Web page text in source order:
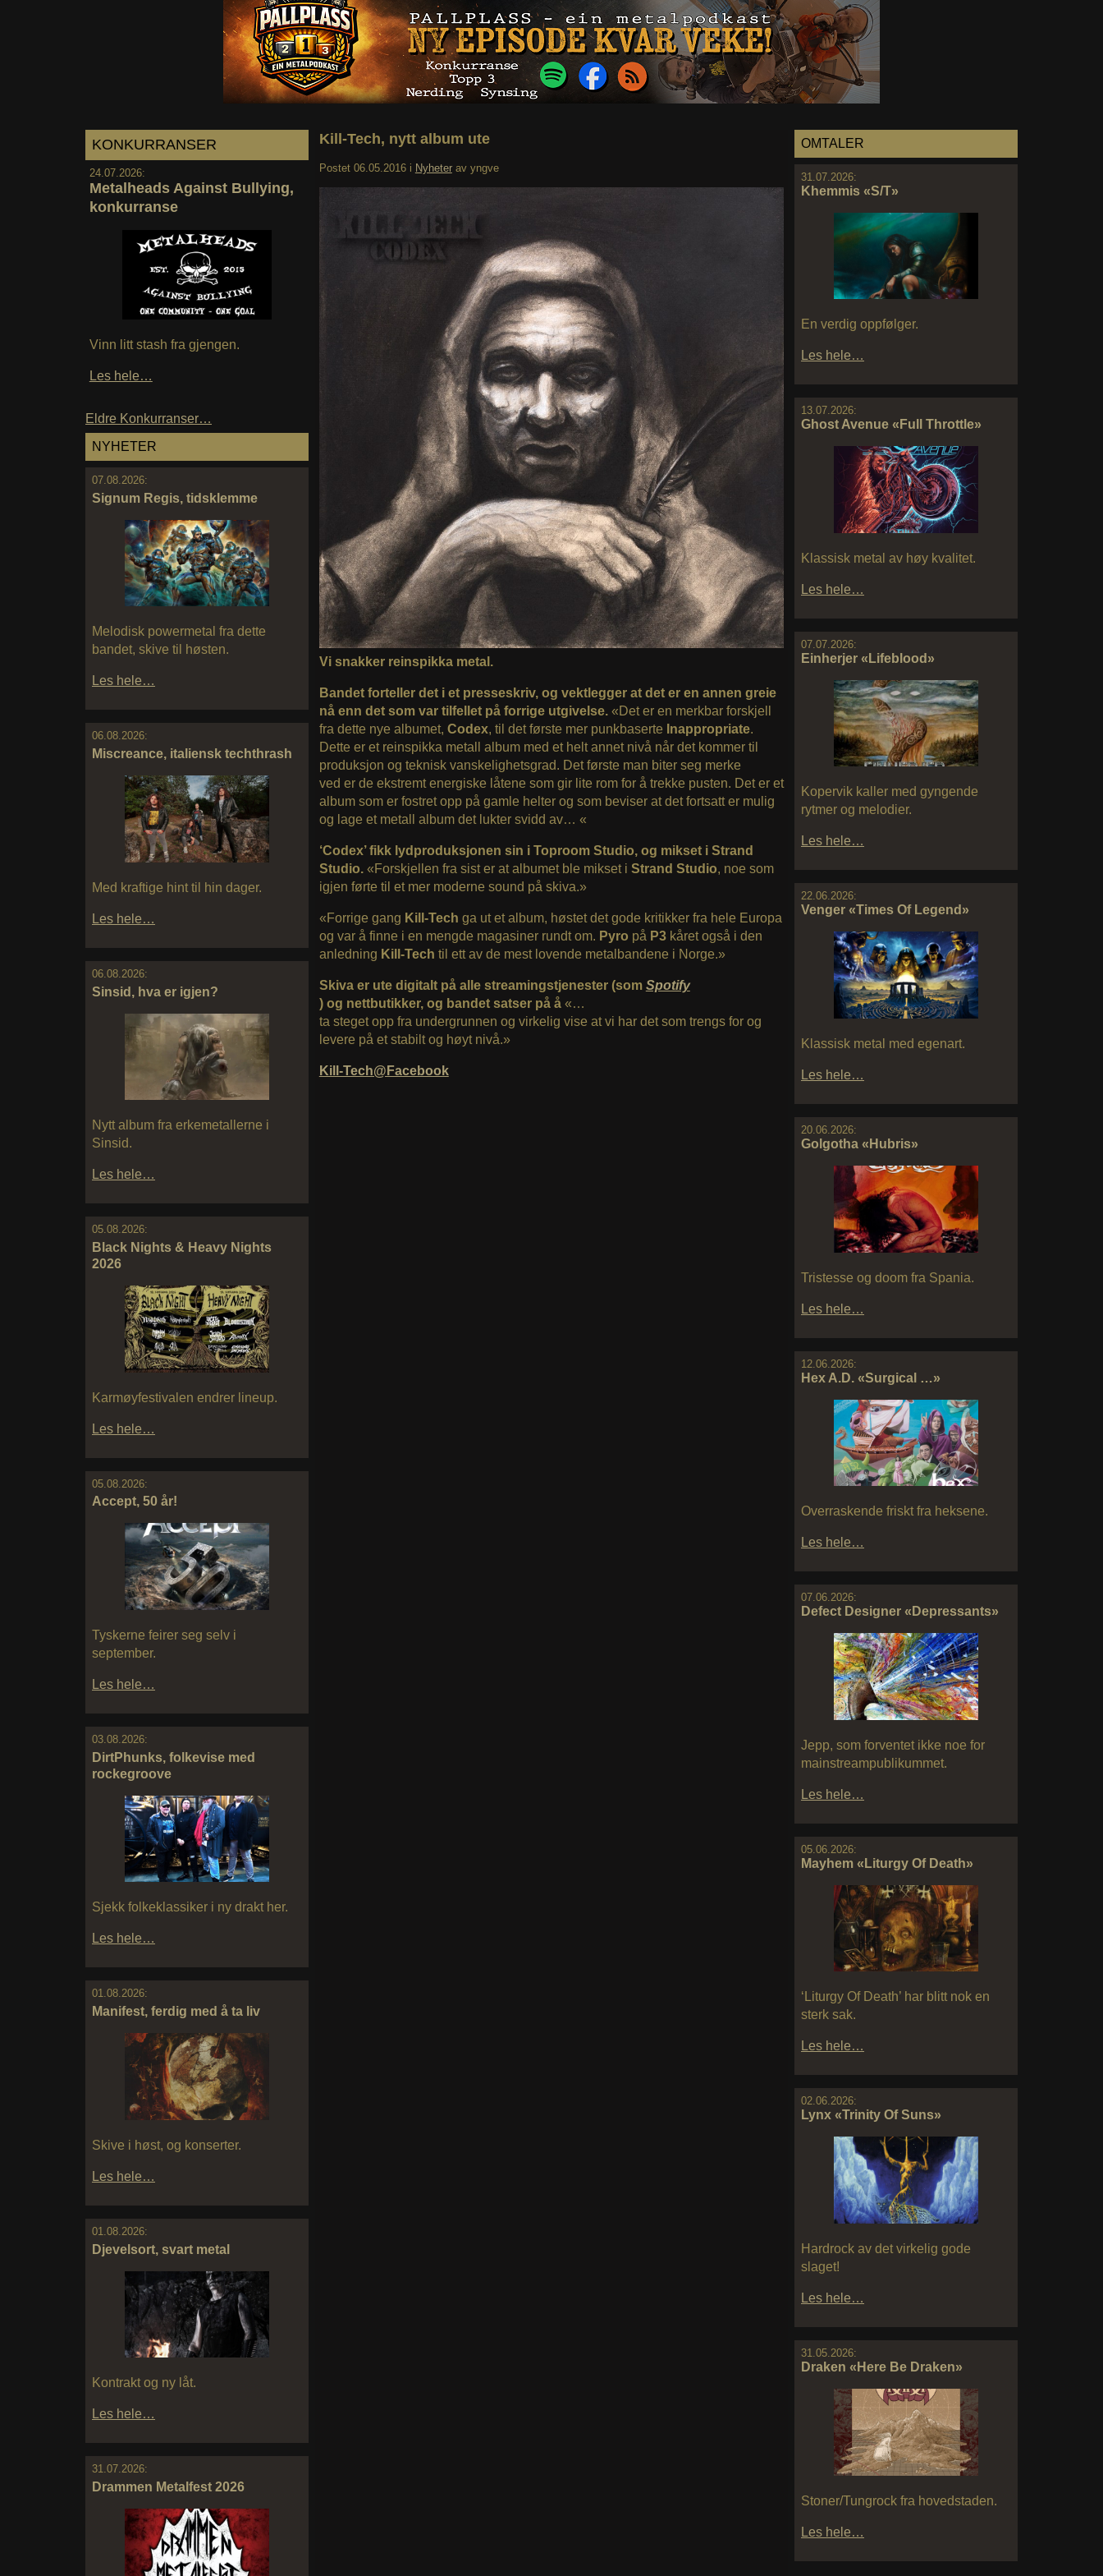
KONKURRANSER
24.07.2026:
Metalheads Against Bullying,
konkurranse
Vinn litt stash fra gjengen.
Les hele…
Eldre Konkurranser…
NYHETER
07.08.2026:
Signum Regis, tidsklemme
Melodisk powermetal fra dette
bandet, skive til høsten.
Les hele…
06.08.2026:
Miscreance, italiensk techthrash
Med kraftige hint til hin dager.
Les hele…
06.08.2026:
Sinsid, hva er igjen?
Nytt album fra erkemetallerne i
Sinsid.
Les hele…
05.08.2026:
Black Nights & Heavy Nights
2026
Karmøyfestivalen endrer lineup.
Les hele…
05.08.2026:
Accept, 50 år!
Tyskerne feirer seg selv i
september.
Les hele…
03.08.2026:
DirtPhunks, folkevise med
rockegroove
Sjekk folkeklassiker i ny drakt her.
Les hele…
01.08.2026:
Manifest, ferdig med å ta liv
Skive i høst, og konserter.
Les hele…
01.08.2026:
Djevelsort, svart metal
Kontrakt og ny låt.
Les hele…
31.07.2026:
Drammen Metalfest 2026
OMTALER
31.07.2026:
Khemmis «S/T»
En verdig oppfølger.
Les hele…
13.07.2026:
Ghost Avenue «Full Throttle»
Klassisk metal av høy kvalitet.
Les hele…
07.07.2026:
Einherjer «Lifeblood»
Kopervik kaller med gyngende
rytmer og melodier.
Les hele…
22.06.2026:
Venger «Times Of Legend»
Klassisk metal med egenart.
Les hele…
20.06.2026:
Golgotha «Hubris»
Tristesse og doom fra Spania.
Les hele…
12.06.2026:
Hex A.D. «Surgical …»
Overraskende friskt fra heksene.
Les hele…
07.06.2026:
Defect Designer «Depressants»
Jepp, som forventet ikke noe for
mainstreampublikummet.
Les hele…
05.06.2026:
Mayhem «Liturgy Of Death»
‘Liturgy Of Death’ har blitt nok en
sterk sak.
Les hele…
02.06.2026:
Lynx «Trinity Of Suns»
Hardrock av det virkelig gode
slaget!
Les hele…
31.05.2026:
Draken «Here Be Draken»
Stoner/Tungrock fra hovedstaden.
Les hele…
Kill-Tech, nytt album ute
Postet 06.05.2016 i Nyheter av yngve
Vi snakker reinspikka metal.
Bandet forteller det i et presseskriv, og vektlegger at det er en annen greie
nå enn det som var tilfellet på forrige utgivelse.«Det er en merkbar forskjell
fra dette nye albumet, Codex, til det første mer punkbaserte Inappropriate.
Dette er et reinspikka metall album med et helt annet nivå når det kommer til
produksjon og teknisk vanskelighetsgrad. Det første man biter seg merke
ved er de ekstremt energiske låtene som gir lite rom for å trekke pusten. Det er et
album som er fostret opp på gamle helter og som beviser at det fortsatt er mulig
og lage et metall album det lukter svidd av… «
‘Codex’ fikk lydproduksjonen sin i Toproom Studio, og mikset i Strand
Studio. «Forskjellen fra sist er at albumet ble mikset i Strand Studio, noe som
igjen førte til et mer moderne sound på skiva.»
«Forrige gang Kill-Tech ga ut et album, høstet det gode kritikker fra hele Europa
og var å finne i en mengde magasiner rundt om. Pyro på P3kåret også i den
anledning Kill-Tech til ett av de mest lovende metalbandene i Norge.»
Skiva er ute digitalt på alle streamingstjenester (som Spotify
) og nettbutikker, og bandet satser på å «…
ta steget opp fra undergrunnen og virkelig vise at vi har det som trengs for og
levere på et stabilt og høyt nivå.»
Kill-Tech@Facebook